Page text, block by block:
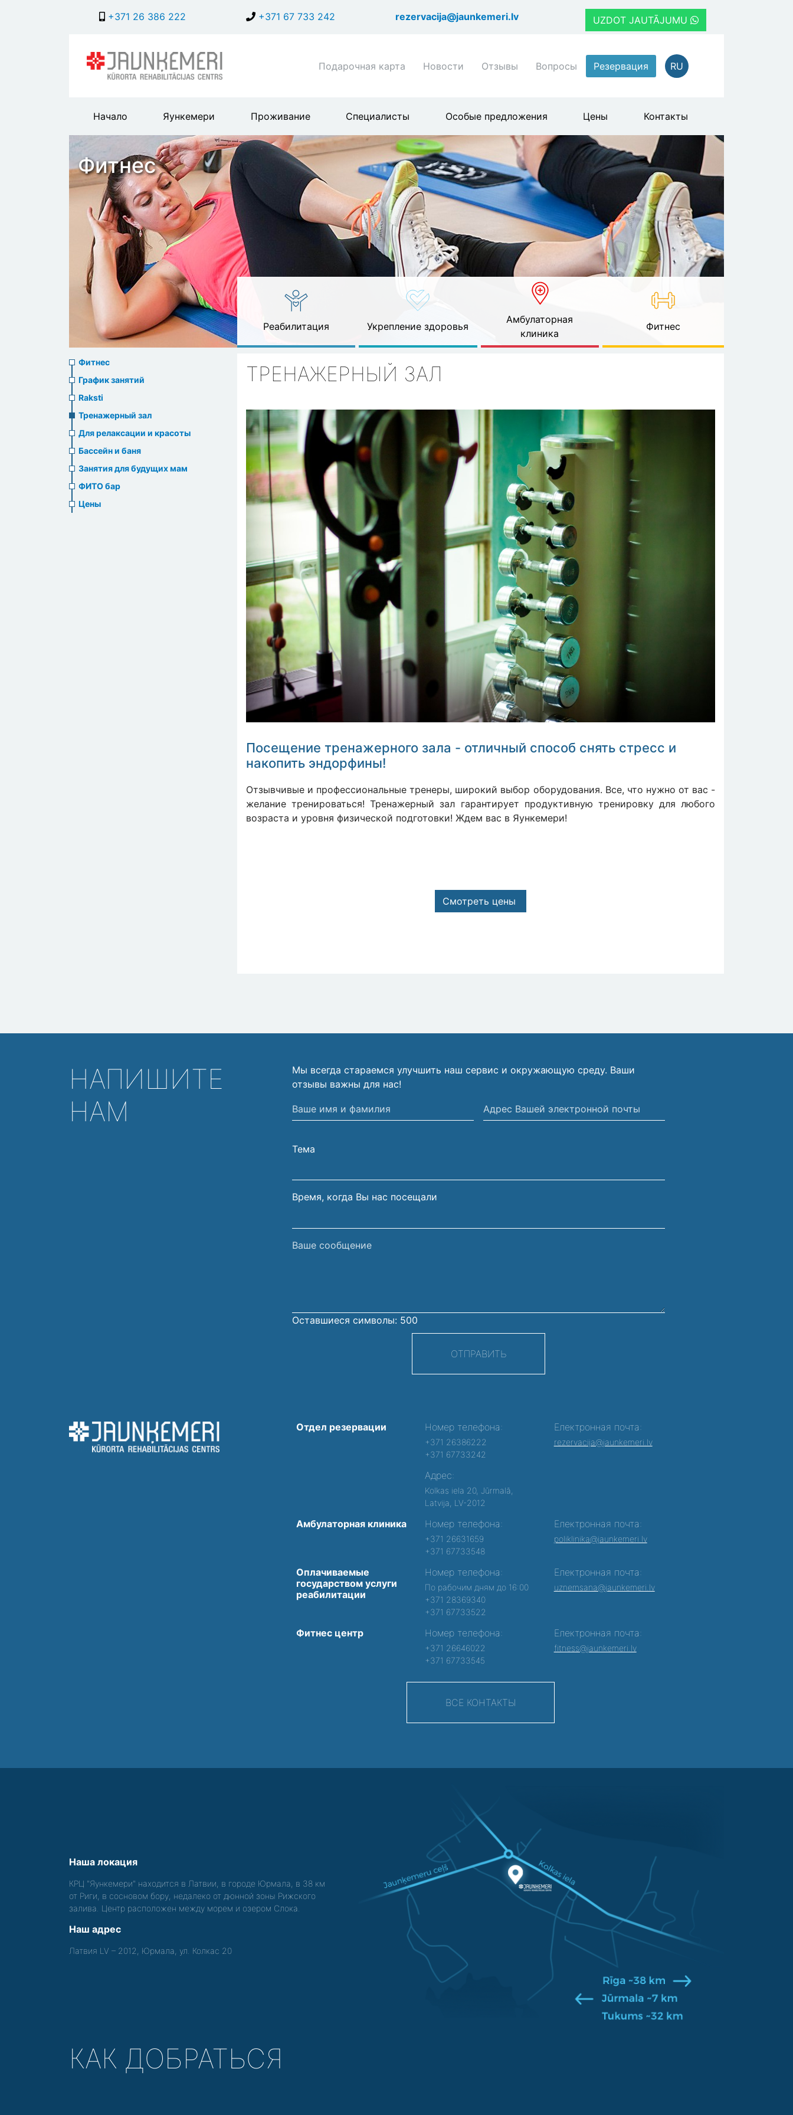
к
+371 26 386 222 +371 67 733 242 rezervacija@jaunkemeri.lv UZDOT JAUTĀJUMU
Shortcuts
menu
Подарочная карта Новости Отзывы Вопросы Резервация RU
Main
header
menu
Начало Яункемери Проживание Специалисты Особые предложения Цены Контакты
Фитнес
Реабилитация Укрепление здоровья
Амбулаторная
клиника
Фитнес
Sports
menu
Фитнес
График занятий
Raksti
Тренажерный зал
Для релаксации и красоты
Бассейн и баня
Занятия для будущих мам
ФИТО бар
Цены
ТРЕНАЖЕРНЫЙ ЗАЛ
Посещение тренажерного зала - отличный способ снять стресс и
накопить эндорфины!
Отзывчивые и профессиональные тренеры, широкий выбор оборудования. Все, что нужно от вас -
желание тренироваться! Тренажерный зал гарантирует продуктивную тренировку для любого
возраста и уровня физической подготовки! Ждем вас в Яункемери!
Смотреть цены
НАПИШИТЕ
НАМ
Мы всегда стараемся улучшить наш сервис и окружающую среду. Ваши
отзывы важны для нас!
Ваше
имя
фамилия
Адрес
Вашей
Тема
Время, когда Вы нас посещали
Ваше
Оставшиеся символы: 500
ОТПРАВИТЬ
Отдел резервации Номер телефона:
+371 26386222
+371 67733242
Адрес:
Kolkas iela 20, Jūrmalā,
Latvija, LV-2012
Електронная почта:
rezervacija@jaunkemeri.lv
Амбулаторная клиника Номер телефона:
+371 26631659
+371 67733548
Електронная почта:
poliklinika@jaunkemeri.lv
Оплачиваемые
государством услуги
реабилитации
Номер телефона:
По рабочим дням до 16:00
+371 28369340
+371 67733522
Електронная почта:
uznemsana@jaunkemeri.lv
Фитнес центр Номер телефона:
+371 26646022
+371 67733545
Електронная почта:
fitness@jaunkemeri.lv
ВСЕ КОНТАКТЫ
Наша локация
КРЦ "Яункемери" находится в Латвии, в городе Юрмала, в 38 км
от Риги, в сосновом бору, недалеко от дюнной зоны Рижского
залива. Центр расположен между морем и озером Слока.
Наш адрес
Латвия LV – 2012, Юрмала, ул. Колкас 20
КАК ДОБРАТЬСЯ